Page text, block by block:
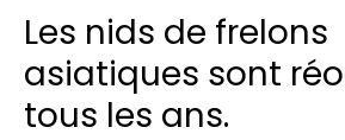
Les nids de frelons
asiatiques sont
tous les ans.